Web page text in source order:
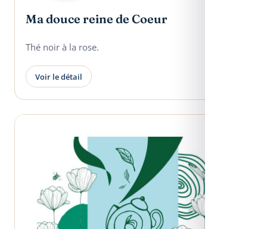
Ma douce reine de Coeur
Thé noir à la rose.
Voir le détail